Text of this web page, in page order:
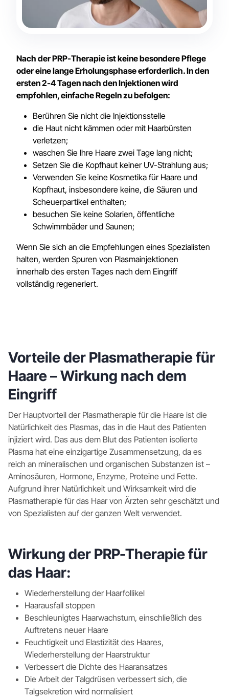
Nach der PRP-Therapie ist keine besondere Pflege
oder eine lange Erholungsphase erforderlich. In den
ersten 2-4 Tagen nach den Injektionen wird
empfohlen, einfache Regeln zu befolgen:
Berühren Sie nicht die Injektionsstelle
die Haut nicht kämmen oder mit Haarbürsten
verletzen;
waschen Sie Ihre Haare zwei Tage lang nicht;
Setzen Sie die Kopfhaut keiner UV-Strahlung aus;
Verwenden Sie keine Kosmetika für Haare und
Kopfhaut, insbesondere keine, die Säuren und
Scheuerpartikel enthalten;
besuchen Sie keine Solarien, öffentliche
Schwimmbäder und Saunen;
Wenn Sie sich an die Empfehlungen eines Spezialisten
halten, werden Spuren von Plasmainjektionen
innerhalb des ersten Tages nach dem Eingriff
vollständig regeneriert.
Vorteile der Plasmatherapie für
Haare – Wirkung nach dem
Eingriff
Der Hauptvorteil der Plasmatherapie für die Haare ist die
Natürlichkeit des Plasmas, das in die Haut des Patienten
injiziert wird. Das aus dem Blut des Patienten isolierte
Plasma hat eine einzigartige Zusammensetzung, da es
reich an mineralischen und organischen Substanzen ist –
Aminosäuren, Hormone, Enzyme, Proteine und Fette.
Aufgrund ihrer Natürlichkeit und Wirksamkeit wird die
Plasmatherapie für das Haar von Ärzten sehr geschätzt und
von Spezialisten auf der ganzen Welt verwendet.
Wirkung der PRP-Therapie für
das Haar:
Wiederherstellung der Haarfollikel
Haarausfall stoppen
Beschleunigtes Haarwachstum, einschließlich des
Auftretens neuer Haare
Feuchtigkeit und Elastizität des Haares,
Wiederherstellung der Haarstruktur
Verbessert die Dichte des Haaransatzes
Die Arbeit der Talgdrüsen verbessert sich, die
Talgsekretion wird normalisiert